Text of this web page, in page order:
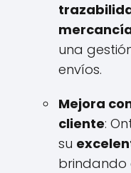
una
envíos.
Mejora
cliente:
su
brindando